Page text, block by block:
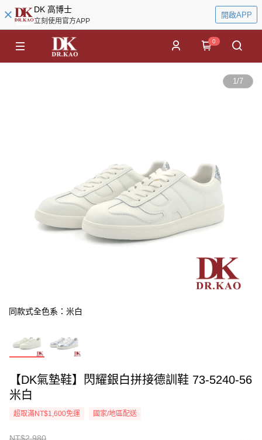
DK 高博士
立刻使用官方APP
開啟APP
0
1/7
同款式全色系：米白
【DK氣墊鞋】閃耀銀白拼接德訓鞋 73-5240-56
米白
超取滿NT$1,600免運 國家/地區配送